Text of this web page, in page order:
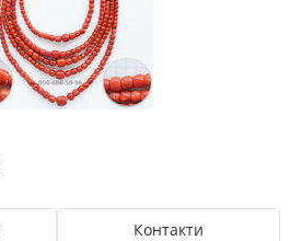
Контакти